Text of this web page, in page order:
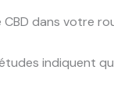
CBD dans votre
indiquent